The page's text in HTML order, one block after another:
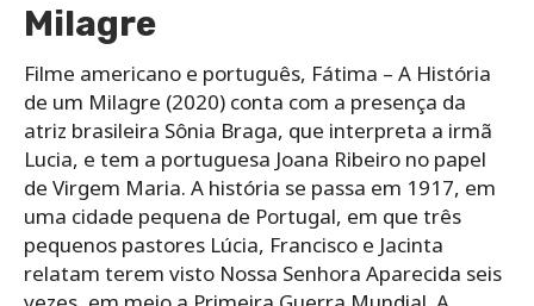
Milagre
Filme americano e português, Fátima – A História
de um Milagre (2020) conta com a presença da
atriz brasileira Sônia Braga, que interpreta a irmã
Lucia, e tem a portuguesa Joana Ribeiro no papel
de Virgem Maria. A história se passa em 1917, em
uma cidade pequena de Portugal, em que três
pequenos pastores Lúcia, Francisco e Jacinta
relatam terem visto Nossa Senhora Aparecida seis